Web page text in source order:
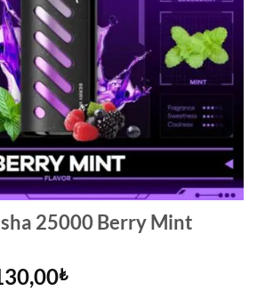
25000 Berry Mint
₺Şu